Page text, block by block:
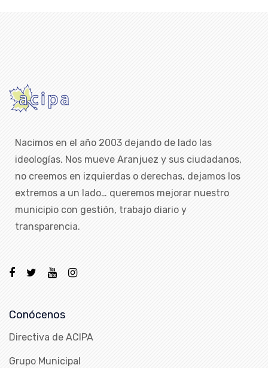
Nacimos en el año 2003 dejando de lado las
ideologías. Nos mueve Aranjuez y sus ciudadanos,
no creemos en izquierdas o derechas, dejamos los
extremos a un lado… queremos mejorar nuestro
municipio con gestión, trabajo diario y
transparencia.
Conócenos
Directiva de ACIPA
Grupo Municipal